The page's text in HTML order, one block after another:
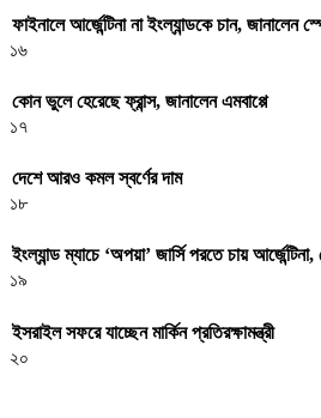
ফাইনালে আর্জেন্টিনা না ইংল্যান্ডকে চান, জানালেন
১৬
কোন ভুলে হেরেছে ফ্রান্স, জানালেন এমবাপ্পে
১৭
দেশে আরও কমল স্বর্ণের দাম
১৮
ইংল্যান্ড ম্যাচে ‘অপয়া’ জার্সি পরতে চায়
১৯
ইসরাইল সফরে যাচ্ছেন মার্কিন প্রতিরক্ষামন্ত্রী
২০